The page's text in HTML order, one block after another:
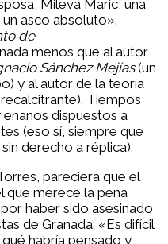
Mileva Maric, una
asco absoluto».
de
menos que al autor
Sánchez Mejías(un
y al autor de la teoría
Tiempos
dispuestos a
(eso sí, siempre que
derecho a réplica).
pareciera que el
que merece la pena
haber sido asesinado
de Granada: «Es difícil
habría pensado y